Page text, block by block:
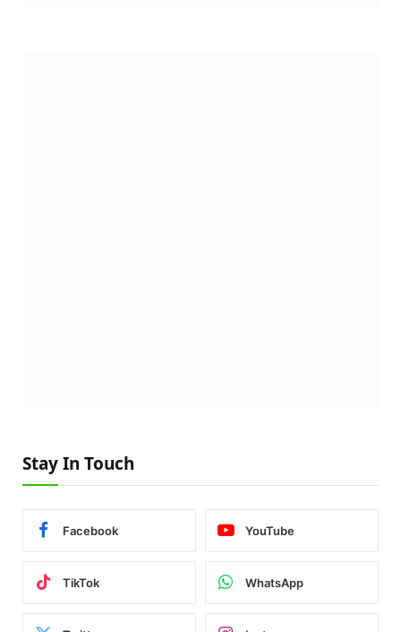
Stay In Touch
Facebook YouTube
TikTok WhatsApp